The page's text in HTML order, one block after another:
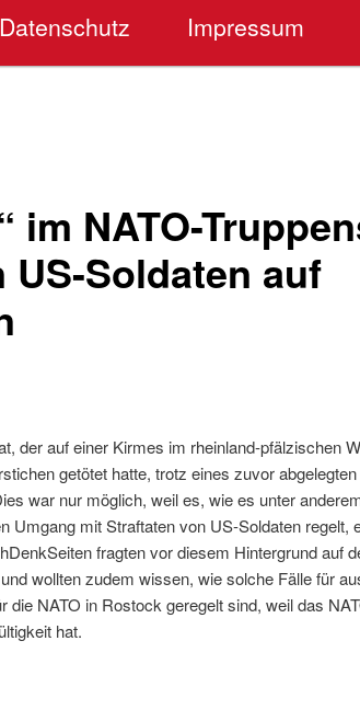
Datenschutz Impressum
im NATO-
Soldaten auf
der auf einer Kirmes im rheinland-pfälzischen
getötet hatte, trotz eines zuvor
war nur möglich, weil es, wie es unter
Umgang mit Straftaten von US-Soldaten regelt,
fragten vor diesem Hintergrund auf
wollten zudem wissen, wie solche Fälle für
NATO in Rostock geregelt sind, weil das
hat.